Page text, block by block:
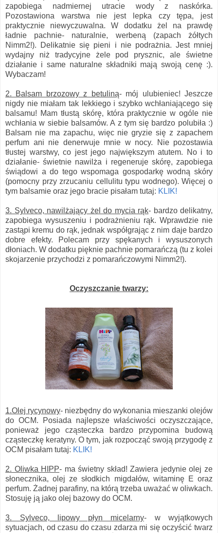
zapobiega nadmiernej utracie wody z naskórka.
Pozostawiona warstwa nie jest lepka czy tępa, jest
praktycznie niewyczuwalna. W dodatku żel na prawdę
ładnie pachnie- naturalnie, werbeną (zapach żółtych
Nimm2!). Delikatnie się pieni i nie podrażnia. Jest mniej
wydajny niż tradycyjne żele pod prysznic, ale świetne
działanie i same naturalne składniki mają swoją cenę :).
Wybaczam!
2. Balsam brzozowy z betuliną- mój ulubieniec! Jeszcze
nigdy nie miałam tak lekkiego i szybko wchłaniającego się
balsamu! Mam tłustą skórę, która praktycznie w ogóle nie
wchłania w siebie balsamów. A z tym się bardzo polubiła :)
Balsam nie ma zapachu, więc nie gryzie się z zapachem
perfum ani nie denerwuje mnie w nocy. Nie pozostawia
tłustej warstwy, co jest jego największym atutem. No i to
działanie- świetnie nawilża i regeneruje skórę, zapobiega
świądowi a do tego wspomaga gospodarkę wodną skóry
(pomocny przy zrzucaniu cellulitu typu wodnego). Więcej o
tym balsamie oraz jego bracie pisałam tutaj: KLIK!
3. Sylveco, nawilżający żel do mycia rąk- bardzo delikatny,
zapobiega wysuszeniu i podrażnieniu rąk. Wprawdzie nie
zastąpi kremu do rąk, jednak współgrając z nim daje bardzo
dobre efekty. Polecam przy spękanych i wysuszonych
dłoniach. W dodatku pięknie pachnie pomarańczą (tu z kolei
skojarzenie przychodzi z pomarańczowymi Nimm2!).
Oczyszczanie twarzy:
1.Olej rycynowy- niezbędny do wykonania mieszanki olejów
do OCM. Posiada najlepsze właściwości oczyszczające,
ponieważ jego cząsteczka bardzo przypomina budową
cząsteczkę keratyny. O tym, jak rozpocząć swoją przygodę z
OCM pisałam tutaj: KLIK!
2. Oliwka HIPP- ma świetny skład! Zawiera jedynie olej ze
słonecznika, olej ze słodkich migdałów, witaminę E oraz
perfum. Żadnej parafiny, na którą trzeba uważać w oliwkach.
Stosuję ją jako olej bazowy do OCM.
3. Sylveco, lipowy płyn micelarny- w wyjątkowych
sytuacjach, od czasu do czasu zdarza mi się oczyścić twarz